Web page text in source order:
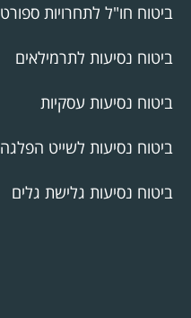
ביטוח חו"ל לתחרויות ספורט
ביטוח נסיעות לתרמילאים
ביטוח נסיעות עסקיות
ביטוח נסיעות לשייט הפלגה
ביטוח נסיעות גלישת גלים